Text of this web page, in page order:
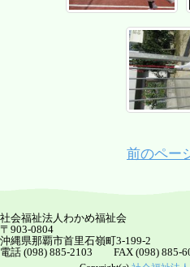
前のペー
社会福祉法人わかめ福祉会
〒903-0804
沖縄県那覇市首里石嶺町3-199-2
電話 (098) 885-2103 FAX (098) 885-